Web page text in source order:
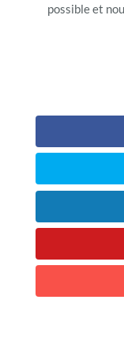
possible et